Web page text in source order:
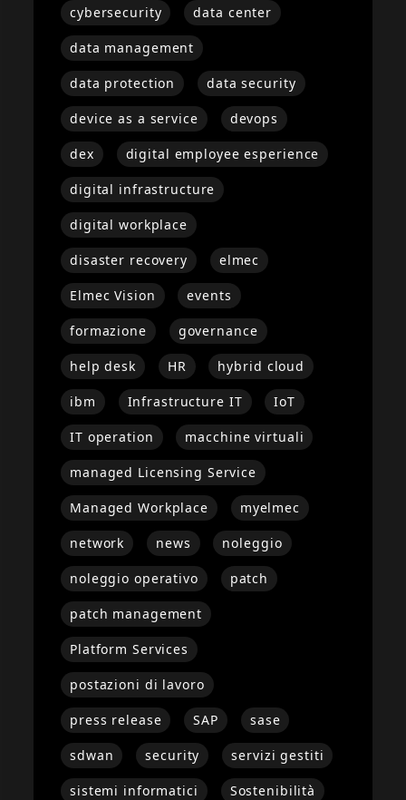
cybersecurity data center
data management
data protection data security
device as a service devops
dex digital employee esperience
digital infrastructure
digital workplace
disaster recovery elmec
Elmec Vision events
formazione governance
help desk HR hybrid cloud
ibm Infrastructure IT IoT
IT operation macchine virtuali
managed Licensing Service
Managed Workplace myelmec
network news noleggio
noleggio operativo patch
patch management
Platform Services
postazioni di lavoro
press release SAP sase
sdwan security servizi gestiti
sistemi informatici Sostenibilità